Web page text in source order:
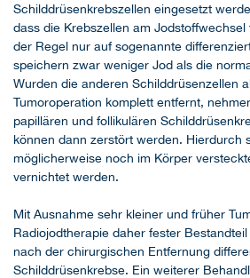
Schilddrüsenkrebszellen eingesetzt
dass die Krebszellen am Jodstoffwechsel
der Regel nur auf sogenannte
speichern zwar weniger Jod als die
Wurden die anderen Schilddrüsenzellen
Tumoroperation komplett entfernt,
papillären und follikulären
können dann zerstört werden. Hierdurch
möglicherweise noch im Körper
vernichtet werden.
Mit Ausnahme sehr kleiner und früher
Radiojodtherapie daher fester
nach der chirurgischen Entfernung
Schilddrüsenkrebse. Ein weiterer